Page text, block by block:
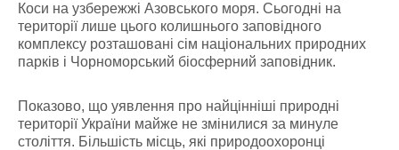
Коси на узбережжі Азовського моря. Сьогодні на
території лише цього колишнього заповідного
комплексу розташовані сім національних природних
парків і Чорноморський біосферний заповідник.
Показово, що уявлення про найцінніші природні
території України майже не змінилися за минуле
століття. Більшість місць, які природоохоронці